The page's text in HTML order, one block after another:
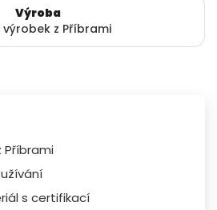
Výroba
výrobek z Příbrami
Příbrami
s certifikací